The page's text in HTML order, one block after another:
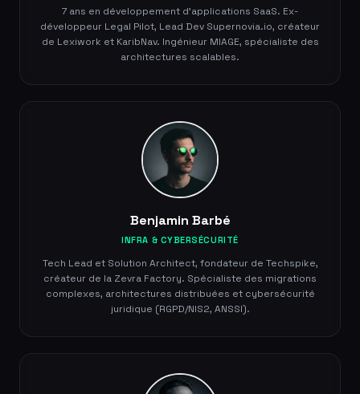
7 ans en développement d'applications SaaS. Ex-
développeur Legal Pilot, Lead Dev Supernovia.io, créateur
de Lexiwork et KaribNav. Ingénieur MIAGE, spécialiste des
architectures scalables.
Benjamin Barbé
INFRA & CYBERSÉCURITÉ
Tech Lead et Solution Architect, fondateur de Techspike,
créateur de la Zevra Factory. Spécialiste des migrations
complexes, architectures distribuées et cybersécurité
juridique (RGPD/NIS2, ANSSI).